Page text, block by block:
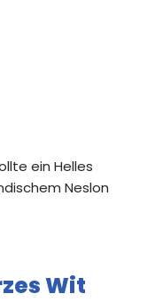
ein Helles
Neslon
Wit